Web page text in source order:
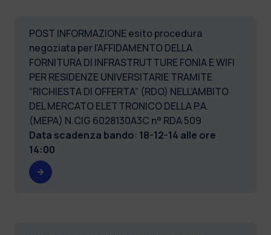
POST INFORMAZIONE esito procedura
negoziata per l'AFFIDAMENTO DELLA
FORNITURA DI INFRASTRUTTURE FONIA E WIFI
PER RESIDENZE UNIVERSITARIE TRAMITE
“RICHIESTA DI OFFERTA” (RDO) NELL’AMBITO
DEL MERCATO ELETTRONICO DELLA P.A.
(MEPA) N.CIG 6028130A3C n° RDA 509
Data scadenza bando: 18-12-14 alle ore
14:00